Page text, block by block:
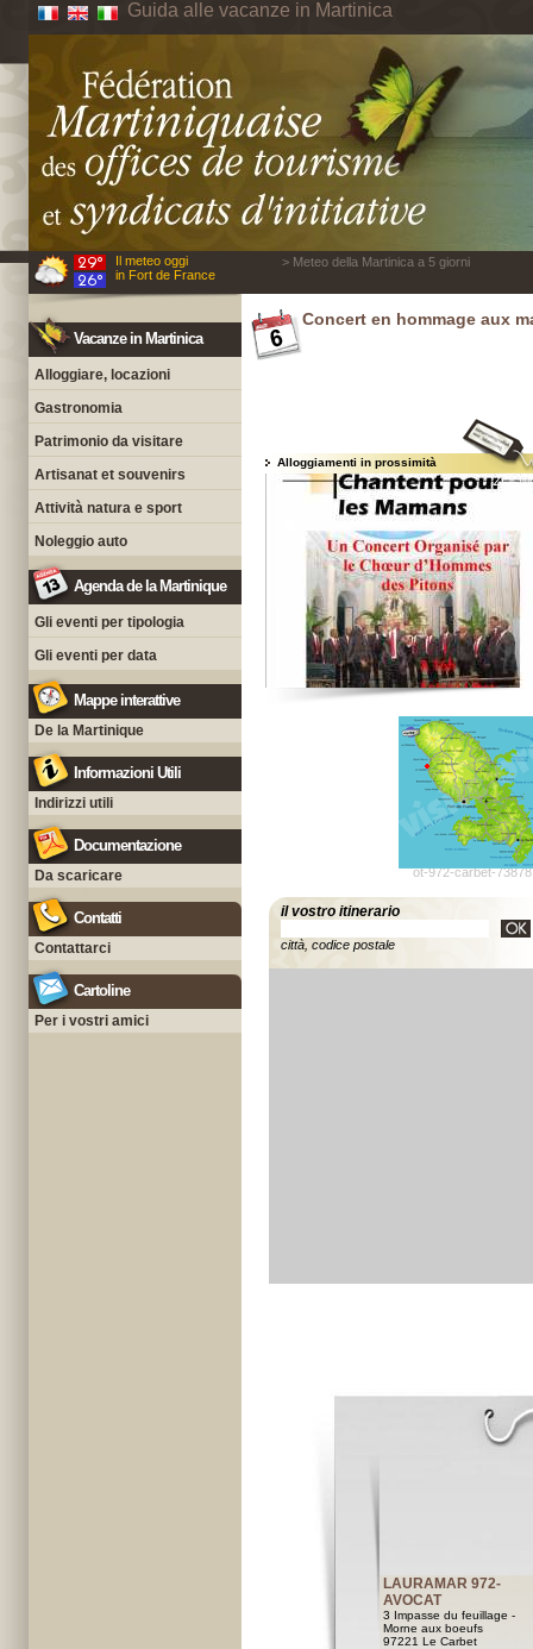
Guida alle vacanze in Martinica
Il meteo oggi
in Fort de France
> Meteo della Martinica a 5 giorni
Vacanze in Martinica
Alloggiare, locazioni
Gastronomia
Patrimonio da visitare
Artisanat et souvenirs
Attività natura e sport
Noleggio auto
Agenda de la Martinique
Gli eventi per tipologia
Gli eventi per data
Mappe interattive
De la Martinique
Informazioni Utili
Indirizzi utili
Documentazione
Da scaricare
Contatti
Contattarci
Cartoline
Per i vostri amici
Concert en hommage aux
Alloggiamenti in prossimità
ot-972-carbet-
il vostro itinerario
città, codice postale
LAURAMAR 972-
AVOCAT
3 Impasse du feuillage -
Morne aux boeufs
97221 Le Carbet